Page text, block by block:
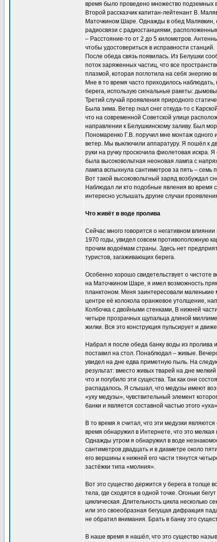
время было проведено множество подземных
Второй рассказчик капитан-лейтенант В.
Маточкином Шаре. Однажды в обед Малявкин,
радиосвязи с радиостанциями,
– Расстояние-то от 2 до 5 километров.
чтобы удостовериться в исправности станций.
После обеда связь появилась. Из Белушки
поток заряженных частиц, что все
плазмой, которая поглотила на себя энергию
Мне в то время часто приходилось
берега, использую сигнальные ракеты:
Третий случай проявления природного
Была зима. Ветер гнал снег откуда-то с
что на современной Советской улице
направлении к Белушкинскому заливу. Был
Пономаренко Г.В. поручил мне монтаж
ветер. Мы выключили аппаратуру. Я пошёл к
руки на ручку проскочила фиолетовая искра.
была высоковольтная неоновая лампа с
лампа вспыхнула сантиметров за пять – семь
Вот такой высоковольтный заряд возбуждал
Наблюдал ли кто подобные явления во
интересно услышать другие случаи
Что живёт в воде пролива
Сейчас много говорится о негативном
1970 годы, увидел совсем противоположную
прочим водоёмам страны. Здесь нет
туристов, загаживающих берега.
Особенно хорошо свидетельствует о
на Маточкином Шаре, я имел возможность
планктоном. Меня заинтересовали
центре её колокола оранжевое утолщение,
Колбочка с двойными стенками, В нижней
четыре прозрачных щупальца длиной
жилки. Вся это конструкция пульсирует и
Набрал я после обеда банку воды из пролива
поставил на стол. Понаблюдал – живые.
увидел на дне едва приметную пыль. На
результат: вместо живых тварей на дне
что и погубило эти существа. Так как они
распадалось. Я слышал, что медузы имеют
«уху медузы», чувствительный элемент
банки и является составной частью этого
В то время я считал, что эти медузки
время обнаружил в Интернете, что это
Однажды утром я обнаружил в воде
сантиметров двадцать и в диаметре около
его вершины к нижней его части тянутся
застёжки типа «молния».
Вот это существо держится у берега в толще
тела, где сходятся в одной точке. Огоньки
циклическая. Длительность цикла несколько
или это своеобразная бегущая дифракция
не обратил внимания. Брать в банку это
В наше время я нашёл, что это существо